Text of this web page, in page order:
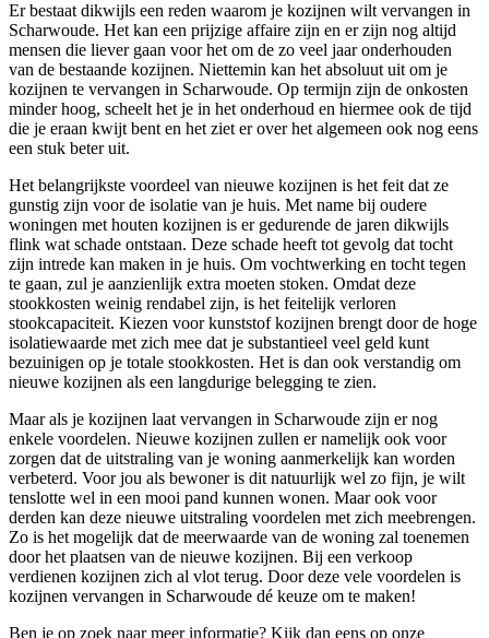
Er bestaat dikwijls een reden waarom je kozijnen wilt vervangen in
Scharwoude. Het kan een prijzige affaire zijn en er zijn nog altijd
mensen die liever gaan voor het om de zo veel jaar onderhouden
van de bestaande kozijnen. Niettemin kan het absoluut uit om je
kozijnen te vervangen in Scharwoude. Op termijn zijn de onkosten
minder hoog, scheelt het je in het onderhoud en hiermee ook de tijd
die je eraan kwijt bent en het ziet er over het algemeen ook nog eens
een stuk beter uit.
Het belangrijkste voordeel van nieuwe kozijnen is het feit dat ze
gunstig zijn voor de isolatie van je huis. Met name bij oudere
woningen met houten kozijnen is er gedurende de jaren dikwijls
flink wat schade ontstaan. Deze schade heeft tot gevolg dat tocht
zijn intrede kan maken in je huis. Om vochtwerking en tocht tegen
te gaan, zul je aanzienlijk extra moeten stoken. Omdat deze
stookkosten weinig rendabel zijn, is het feitelijk verloren
stookcapaciteit. Kiezen voor kunststof kozijnen brengt door de hoge
isolatiewaarde met zich mee dat je substantieel veel geld kunt
bezuinigen op je totale stookkosten. Het is dan ook verstandig om
nieuwe kozijnen als een langdurige belegging te zien.
Maar als je kozijnen laat vervangen in Scharwoude zijn er nog
enkele voordelen. Nieuwe kozijnen zullen er namelijk ook voor
zorgen dat de uitstraling van je woning aanmerkelijk kan worden
verbeterd. Voor jou als bewoner is dit natuurlijk wel zo fijn, je wilt
tenslotte wel in een mooi pand kunnen wonen. Maar ook voor
derden kan deze nieuwe uitstraling voordelen met zich meebrengen.
Zo is het mogelijk dat de meerwaarde van de woning zal toenemen
door het plaatsen van de nieuwe kozijnen. Bij een verkoop
verdienen kozijnen zich al vlot terug. Door deze vele voordelen is
kozijnen vervangen in Scharwoude dé keuze om te maken!
Ben je op zoek naar meer informatie? Kijk dan eens op onze